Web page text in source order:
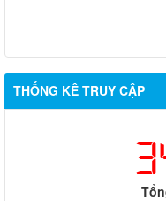
THỐNG KÊ TRUY CẬP